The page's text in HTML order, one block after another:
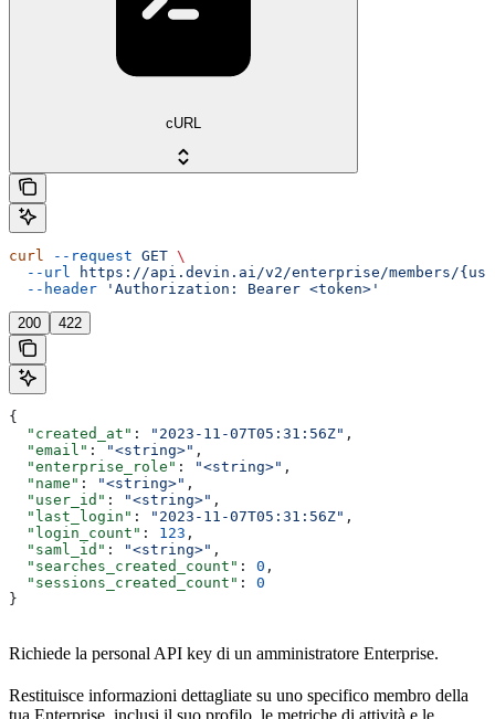
cURL
curl --request GET \
  --url
https://api.devin.ai/v2/enterprise/members/
  --header
'Authorization: Bearer <token>'
200 422
{
  "created_at"
: "2023-11-07T05:31:56Z" ,
  "email"
: "<string>" ,
  "enterprise_role"
: "<string>" ,
  "name"
: "<string>" ,
  "user_id"
: "<string>" ,
  "last_login"
: "2023-11-07T05:31:56Z" ,
  "login_count"
: 123 ,
  "saml_id"
: "<string>" ,
  "searches_created_count"
: 0 ,
  "sessions_created_count"
: 0
}
Richiede la personal API key di un amministratore Enterprise.
Restituisce informazioni dettagliate su uno specifico membro della
tua Enterprise, inclusi il suo profilo, le metriche di attività e le